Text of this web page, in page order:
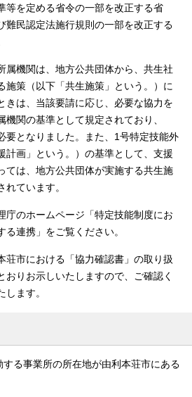
等を定める省令の一部を改正する省
難民認定法施行規則の一部を改正する
属機関は、地方公共団体から、共生社
施策（以下「共生施策」という。）に
きは、当該要請に応じ、必要な協力を
関の基準として規定されており、
要となりました。また、1号特定技能外
計画」という。）の基準として、支援
ては、地方公共団体が実施する共生施
ています。
庁のホームページ「特定技能制度にお
連携」をご覧ください。
荘市における「協力確認書」の取り扱
おりお示しいたしますので、ご確認く
します。
る事業所の所在地が由利本荘市にある